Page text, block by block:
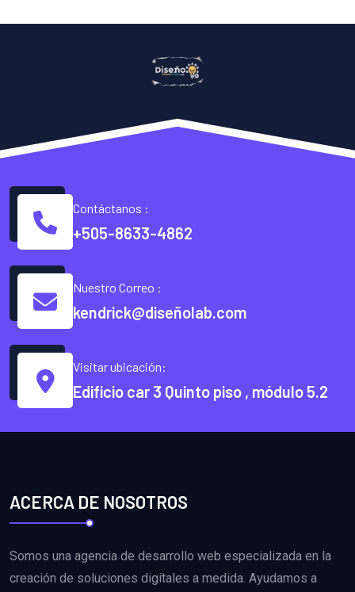
Contáctanos :
+505-8633-4862
Nuestro Correo :
kendrick@diseñolab.com
Visitar ubicación:
Edificio car 3 Quinto piso , módulo 5.2
ACERCA DE NOSOTROS
Somos una agencia de desarrollo web especializada en la
creación de soluciones digitales a medida. Ayudamos a